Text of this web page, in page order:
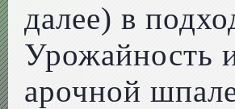
далее) в
Урожайность
арочной